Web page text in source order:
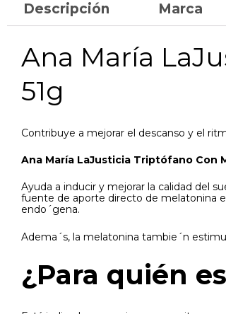
Descripción Marca
Ana María
51g
Contribuye a mejorar el descanso y el
Ana María LaJusticia Triptófano Con
Ayuda a inducir y mejorar la calidad del
fuente de aporte directo de melatonina
endo´gena.
Adema´s, la melatonina tambie´n
¿Para quién